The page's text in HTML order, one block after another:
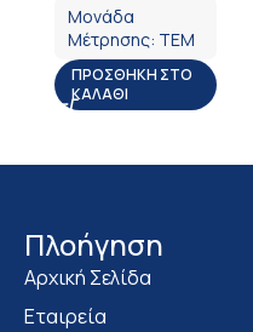
Μονάδα
Μέτρησης: ΤΕΜ
ΠΡΟΣΘΉΚΗ ΣΤΟ
ΚΑΛΆΘΙ
Πλοήγηση
Αρχική Σελίδα
Εταιρεία